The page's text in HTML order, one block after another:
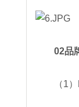
02品牌
（1）